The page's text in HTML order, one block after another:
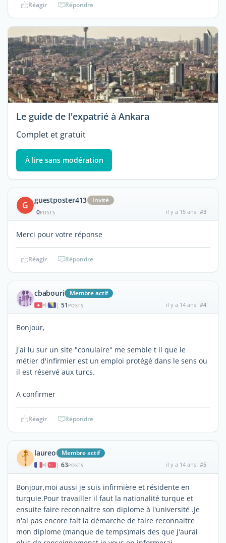
Réagir Répondre
Le guide de l'expatrié à Ankara
Complet et gratuit
À lire sans modération
G guestposter413
Invité
0POSTS il y a 15 ans #3
Merci pour votre réponse
Réagir Répondre
cbabouri Membre actif
| 51 POSTS il y a 14 ans #4
Bonjour,
J'ai lu sur un site "conulaire" me semble t il que le
métier d'infirmier est un emploi protégé dans le sens ou
il est réservé aux turcs.
A confirmer
Réagir Répondre
laureo Membre actif
| 63POSTS il y a 14 ans #5
Bonjour,moi aussi je suis infirmière et résidente en
turquie.Pour travailler il faut la nationalité turque et
ensuite faire reconnaitre son diplome à l'université .Je
n'ai pas encore fait la démarche de faire reconnaitre
mon diplome (manque de temps)mais des que j'aurai